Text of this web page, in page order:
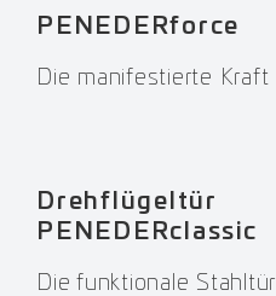
PENEDERforce
Die manifestierte Kraft
Drehflügeltür
PENEDERclassic
Die funktionale Stahltür